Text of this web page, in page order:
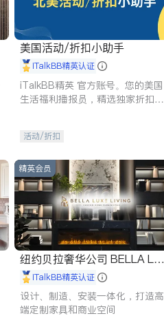
美国活动/折扣小助手
iTalkBB精英认证
iTalkBB精英 官方账号。您的美国
生活福利播报员，精选独家折扣、
活动/折扣
精英会员
纽约贝拉奢华公司 BELLA LUX
E iTalkBB精英认证
设计、制造、安装一体化，打造高
端定制家具和商业空间